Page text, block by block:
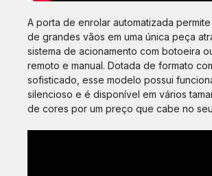
A porta de enrolar automatizada
de grandes vãos em uma única peça
sistema de acionamento com botoeira
remoto e manual. Dotada de formato
sofisticado, esse modelo possui
silencioso e é disponível em vários
de cores por um preço que cabe no